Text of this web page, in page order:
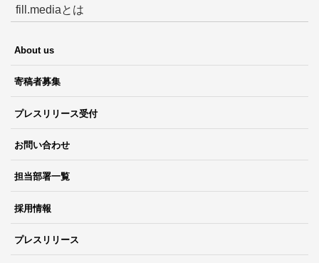
fill.mediaとは
About us
寄稿者募集
プレスリリース受付
お問い合わせ
担当部署一覧
採用情報
プレスリリース